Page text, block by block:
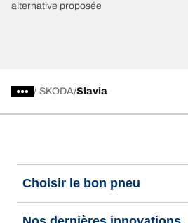
alternative proposée
/ SKODA Slavia
Choisir le bon pneu